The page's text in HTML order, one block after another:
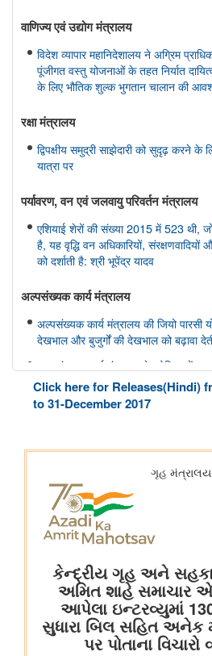
वाणिज्‍य एवं उद्योग मंत्रालय
विदेश व्यापार महानिदेशालय ने अग्रिम
पूंजीगत वस्तु योजनाओं के तहत निर्यात
के लिए भौतिक शुल्क भुगतान चालान की
रक्षा मंत्रालय
द्विपक्षीय समुद्री साझेदारी को सुदृढ़ करने के
यात्रा पर
पर्यावरण, वन एवं जलवायु परिवर्तन मंत्रालय
एशियाई शेरों की संख्या 2015 में 523 थी,
है, यह वृद्धि वन अधिकारियों,
को दर्शाती है: श्री भूपेंद्र यादव
अल्‍पसंख्‍यक कार्य मंत्रालय
अल्पसंख्यक कार्य मंत्रालय की जियो पारसी
देखभाल और बुजुर्गों की देखभाल को बढ़ावा
अल्पसंख्यक कार्य मंत्रालय के ओडिशा में
नेतृत्व और क्षमता-निर्माण कार्यक्रम
संसदीय कार्य मंत्रालय ने राष्ट्रीय युवा
संघ लोक सेवा आयोग
भारत सरकार में विभिन्न पदों पर सीधी भर्ती
पैमाना: डेटा-आधारित इंफ्रास्ट्रक्चर
Click here for Releases(Hindi)
to 31-December 2017